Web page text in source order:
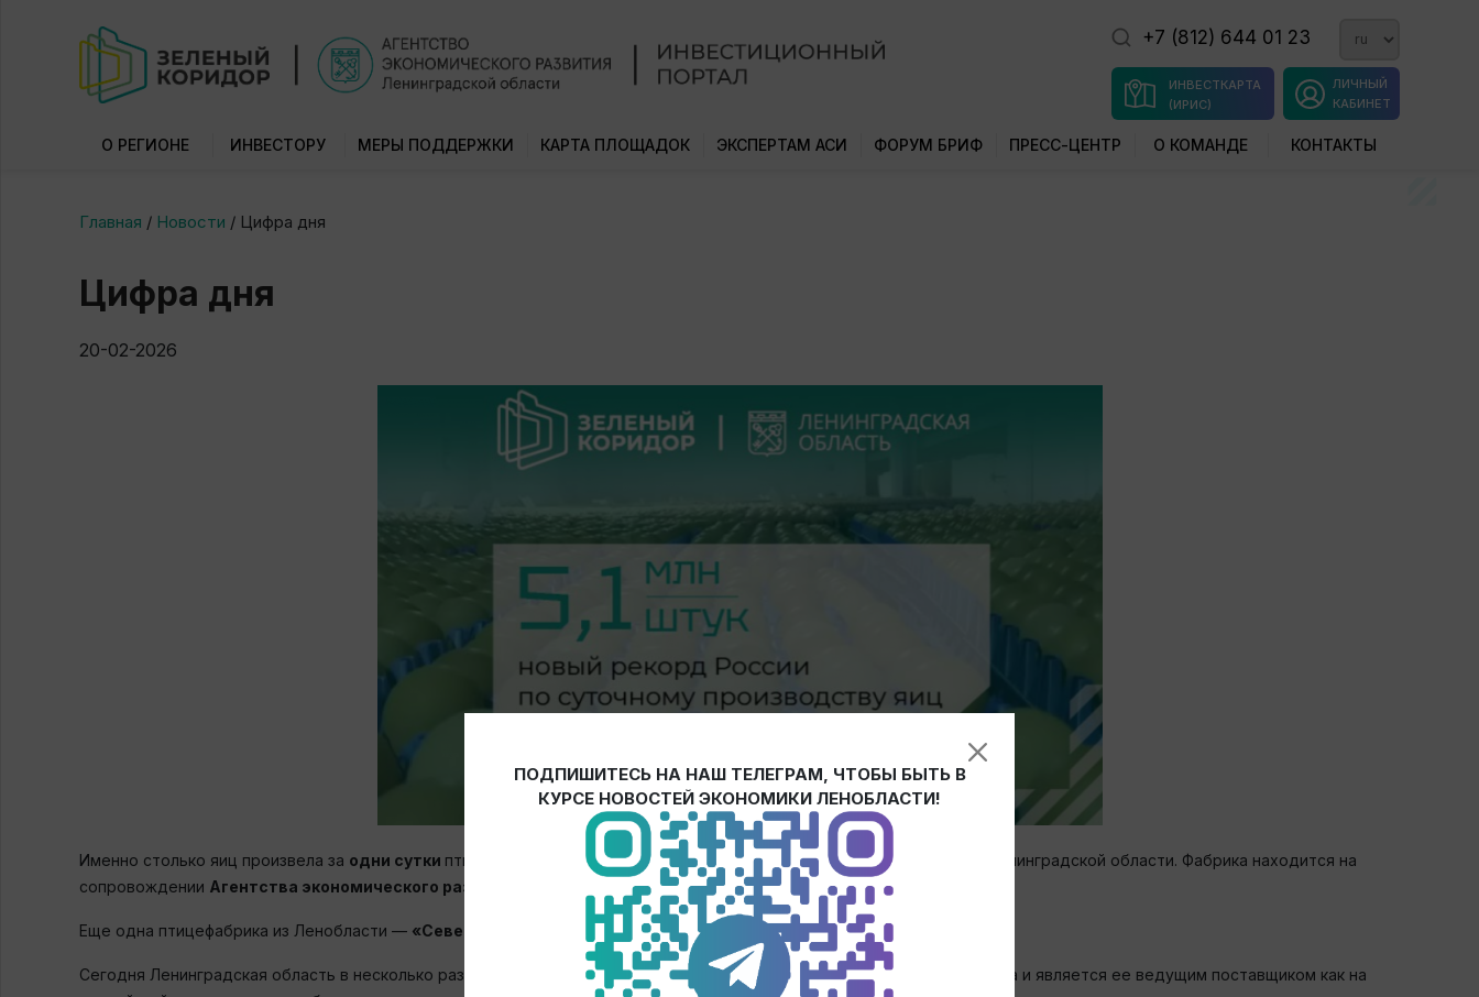
+7 (812) 644 01 23
ЛИЧНЫЙ
КАБИНЕТ
ИНВЕСТКАРТА
(ИРИС)
О РЕГИОНЕ ИНВЕСТОРУ МЕРЫ ПОДДЕРЖКИ КАРТА ПЛОЩАДОК ЭКСПЕРТАМ АСИ ФОРУМ БРИФ ПРЕСС-ЦЕНТР О КОМАНДЕ КОНТАКТЫ
Главная / Новости / Цифра дня
Цифра дня
20-02-2026
Именно столько яиц произвела за одни сутки птицефабрика «Синявинская», расположенная в Кировском районе Ленинградской области. Фабрика находится на
сопровождении Агентства экономического развития
Еще одна птицефабрика из Ленобласти — «Северная» топ-5мясных птицефабрик страны.
Сегодня Ленинградская область в несколько раз перекрывает потребности жителей региона в продукции птицепрома и является ее ведущим поставщиком как на
ПОДПИШИТЕСЬ НА НАШ ТЕЛЕГРАМ, ЧТОБЫ БЫТЬ В
КУРСЕ НОВОСТЕЙ ЭКОНОМИКИ ЛЕНОБЛАСТИ!